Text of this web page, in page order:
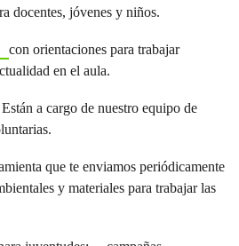
docentes, jóvenes y niños.
con orientaciones para trabajar
en el aula.
a cargo de nuestro equipo de
que te enviamos periódicamente
y materiales para trabajar las